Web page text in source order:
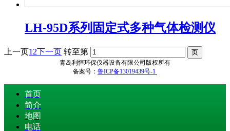
LH-95D系列固定式多种气体检测仪
上一页1 2下一页 转至第
青岛利恒环保仪器设备有限公司版权所有
备案号： 鲁ICP备13019439号-1
首页
简介
地图
电话